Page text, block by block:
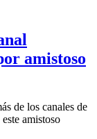
amistoso
de los canales de
amistoso